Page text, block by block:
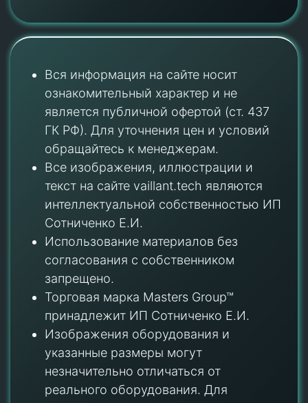
Вся информация на сайте носит
ознакомительный характер и не
является публичной офертой (ст. 437
ГК РФ). Для уточнения цен и условий
обращайтесь к менеджерам.
Все изображения, иллюстрации и
текст на сайте vaillant.tech являются
интеллектуальной собственностью ИП
Сотниченко Е.И.
Использование материалов без
согласования с собственником
запрещено.
Торговая марка Masters Group™
принадлежит ИП Сотниченко Е.И.
Изображения оборудования и
указанные размеры могут
незначительно отличаться от
реального оборудования. Для